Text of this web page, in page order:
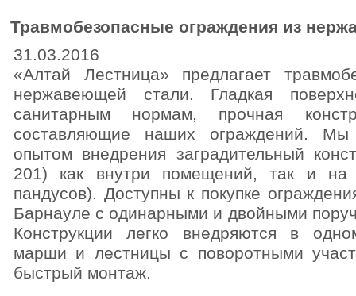
Травмобезопасные ограждения из
31.03.2016
«Алтай Лестница» предлагает
нержавеющей стали. Гладкая
санитарным нормам, прочная
составляющие наших ограждений. Мы
опытом внедрения заградительный
201) как внутри помещений, так и
пандусов). Доступны к покупке
Барнауле с одинарными и двойными
Конструкции легко внедряются в
марши и лестницы с поворотными
быстрый монтаж.